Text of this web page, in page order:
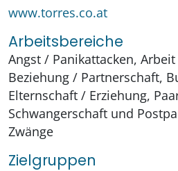
www.torres.co.at
Arbeitsbereiche
Angst / Panikattacken,
Beziehung / Partnerschaft,
Elternschaft / Erziehung,
Schwangerschaft und
Zwänge
Zielgruppen